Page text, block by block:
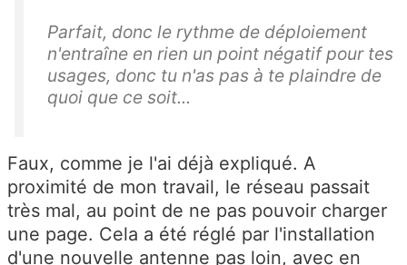
Parfait, donc le rythme de déploiement
n'entraîne en rien un point négatif pour tes
usages, donc tu n'as pas à te plaindre de
quoi que ce soit...
Faux, comme je l'ai déjà expliqué. A
proximité de mon travail, le réseau passait
très mal, au point de ne pas pouvoir charger
une page. Cela a été réglé par l'installation
d'une nouvelle antenne pas loin, avec en